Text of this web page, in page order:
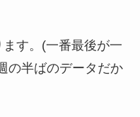
す。(一番最後が一
の半ばのデータだか